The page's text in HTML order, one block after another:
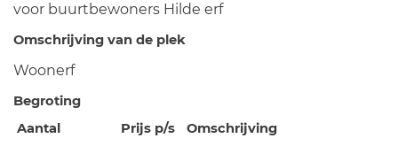
voor buurtbewoners Hilde erf
Omschrijving van de plek
Woonerf
Begroting
Aantal
Prijs p/s
Omschrijving